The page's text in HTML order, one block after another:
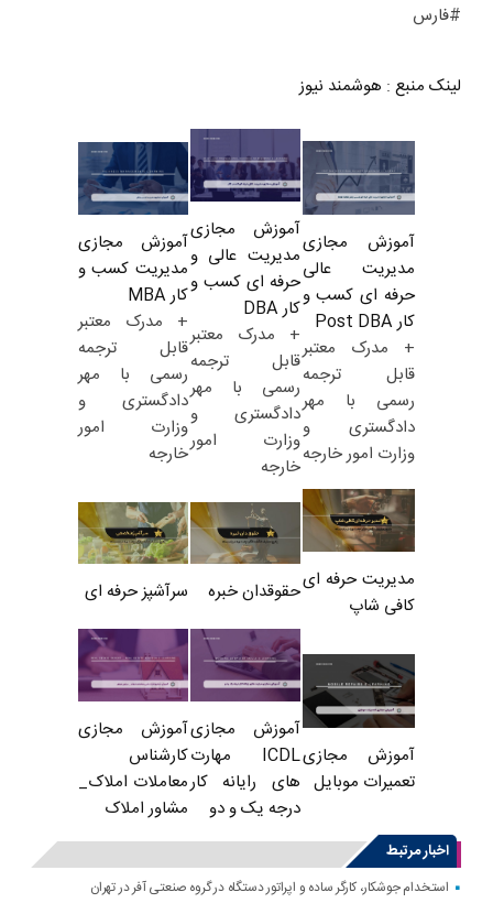
#فارس
لینک منبع : هوشمند نیوز
آموزش مجازی
مدیریت عالی
حرفه ای کسب و
کار Post DBA
+ مدرک معتبر
قابل ترجمه
رسمی با مهر
دادگستری و
وزارت امور خارجه
آموزش مجازی
مدیریت عالی و
حرفه ای کسب و
کار DBA
+ مدرک معتبر
قابل ترجمه
رسمی با مهر
دادگستری و
وزارت امور
خارجه
آموزش مجازی
مدیریت کسب و
کار MBA
+ مدرک معتبر
قابل ترجمه
رسمی با مهر
دادگستری و
وزارت امور
خارجه
مدیریت حرفه ای
کافی شاپ
حقوقدان خبره سرآشپز حرفه ای
آموزش مجازی
تعمیرات موبایل
آموزش مجازی
ICDL مهارت
های رایانه کار
درجه یک و دو
آموزش مجازی
کارشناس
معاملات املاک_
مشاور املاک
اخبار مرتبط
استخدام جوشکار، کارگر ساده و اپراتور دستگاه در گروه صنعتی آفر در تهران